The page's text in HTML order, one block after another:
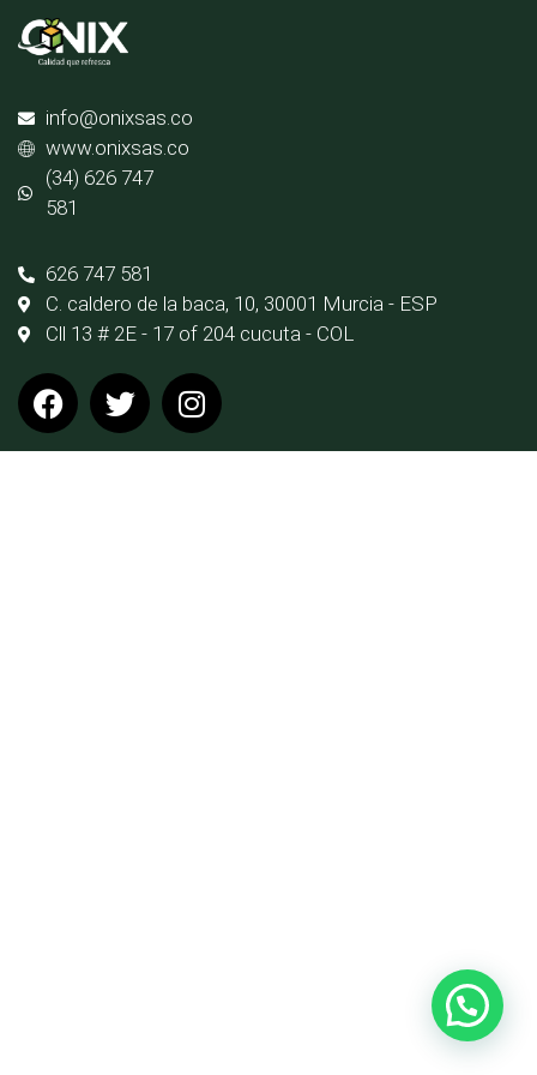
info@onixsas.co
www.onixsas.co
(34) 626 747
581
626 747 581
C. caldero de la baca, 10, 30001 Murcia - ESP
Cll 13 # 2E - 17 of 204 cucuta - COL